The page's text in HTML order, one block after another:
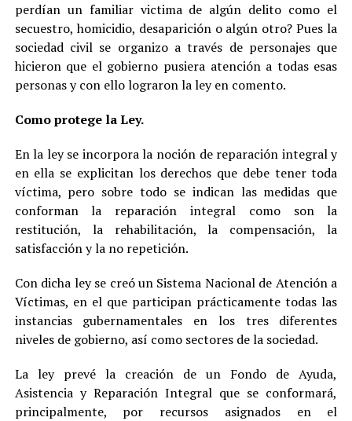
perdían un familiar victima de algún delito como el
secuestro, homicidio, desaparición o algún otro? Pues la
sociedad civil se organizo a través de personajes que
hicieron que el gobierno pusiera atención a todas esas
personas y con ello lograron la ley en comento.
Como protege la Ley.
En la ley se incorpora la noción de reparación integral y
en ella se explicitan los derechos que debe tener toda
víctima, pero sobre todo se indican las medidas que
conforman la reparación integral como son la
restitución, la rehabilitación, la compensación, la
satisfacción y la no repetición.
Con dicha ley se creó un Sistema Nacional de Atención a
Víctimas, en el que participan prácticamente todas las
instancias gubernamentales en los tres diferentes
niveles de gobierno, así como sectores de la sociedad.
La ley prevé la creación de un Fondo de Ayuda,
Asistencia y Reparación Integral que se conformará,
principalmente, por recursos asignados en el